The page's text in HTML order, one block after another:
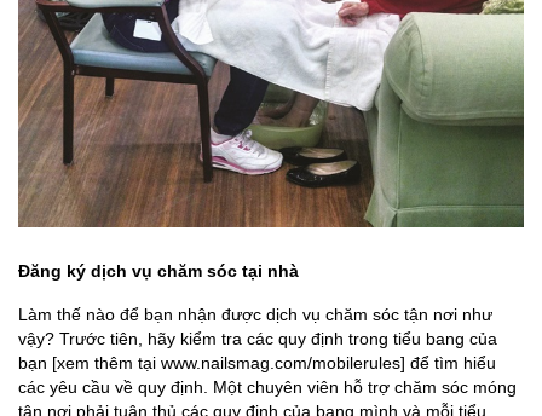
Đăng ký dịch vụ chăm sóc tại nhà
Làm thế nào để bạn nhận được dịch vụ chăm sóc tận nơi như
vậy? Trước tiên, hãy kiểm tra các quy định trong tiểu bang của
bạn [xem thêm tại www.nailsmag.com/mobilerules] để tìm hiểu
các yêu cầu về quy định. Một chuyên viên hỗ trợ chăm sóc móng
tận nơi phải tuân thủ các quy định của bang mình và mỗi tiểu